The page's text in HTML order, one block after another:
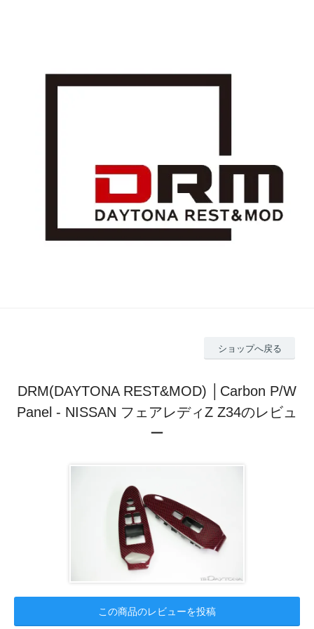
ショップへ戻る
DRM(DAYTONA REST&MOD) │Carbon P/W
Panel - NISSAN フェアレディZ Z34のレビュ
ー
この商品のレビューを投稿